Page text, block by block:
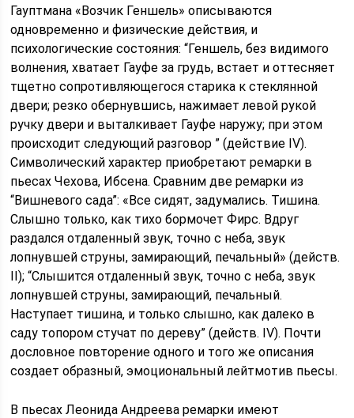
Гауптмана «Возчик Геншель» описываются
одновременно и физические действия, и
психологические состояния: “Геншель, без видимого
волнения, хватает Гауфе за грудь, встает и оттесняет
тщетно сопротивляющегося старика к стеклянной
двери; резко обернувшись, нажимает левой рукой
ручку двери и выталкивает Гауфе наружу; при этом
происходит следующий разговор ” (действие IV).
Символический характер приобретают ремарки в
пьесах Чехова, Ибсена. Сравним две ремарки из
“Вишневого сада”: «Все сидят, задумались. Тишина.
Слышно только, как тихо бормочет Фирс. Вдруг
раздался отдаленный звук, точно с неба, звук
лопнувшей струны, замирающий, печальный» (действ.
II); “Слышится отдаленный звук, точно с неба, звук
лопнувшей струны, замирающий, печальный.
Наступает тишина, и только слышно, как далеко в
саду топором стучат по дереву” (действ. IV). Почти
дословное повторение одного и того же описания
создает образный, эмоциональный лейтмотив пьесы.
В пьесах Леонида Андреева ремарки имеют